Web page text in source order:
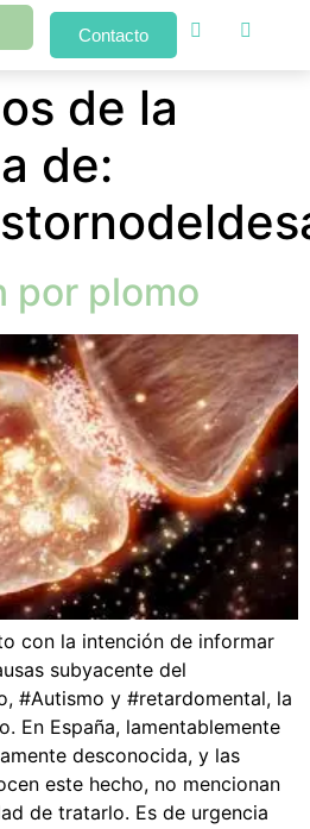
Contacto
de la
de:
por plomo
con la intención de informar
subyacente del
#Autismo y #retardomental, la
En España, lamentablemente
desconocida, y las
este hecho, no mencionan
de tratarlo. Es de urgencia